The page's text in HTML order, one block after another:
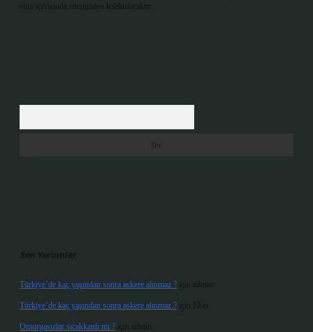
süre içerisinde sitemizden kaldırılacaktır.
Son Yorumlar
Türkiye’de kaç yaşından sonra askere alınmaz ? için admin
Türkiye’de kaç yaşından sonra askere alınmaz ? için Ekin
Omurgasızlar sıcakkanlı mı ? için admin